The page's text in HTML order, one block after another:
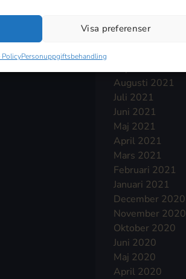
Visa preferenser
PolicyPersonuppgiftsbehandling
December 2021
Augusti 2021
Juli 2021
Juni 2021
Maj 2021
April 2021
Mars 2021
Februari 2021
Januari 2021
December 2020
November 2020
Oktober 2020
Juni 2020
Maj 2020
April 2020